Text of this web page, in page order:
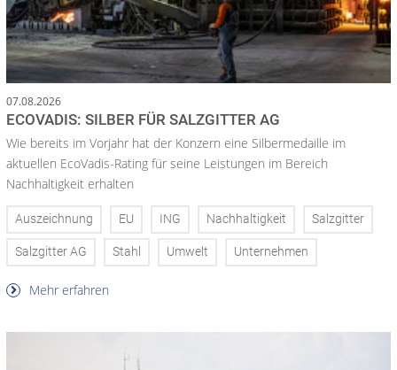
07.08.2026
ECOVADIS: SILBER FÜR SALZGITTER AG
Wie bereits im Vorjahr hat der Konzern eine Silbermedaille im
aktuellen EcoVadis-Rating für seine Leistungen im Bereich
Nachhaltigkeit erhalten
Auszeichnung EU ING Nachhaltigkeit Salzgitter
Salzgitter AG Stahl Umwelt Unternehmen
Mehr erfahren